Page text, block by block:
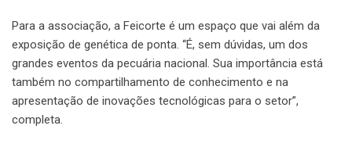
Para a associação, a Feicorte é um espaço que vai além da
exposição de genética de ponta. “É, sem dúvidas, um dos
grandes eventos da pecuária nacional. Sua importância está
também no compartilhamento de conhecimento e na
apresentação de inovações tecnológicas para o setor”,
completa.